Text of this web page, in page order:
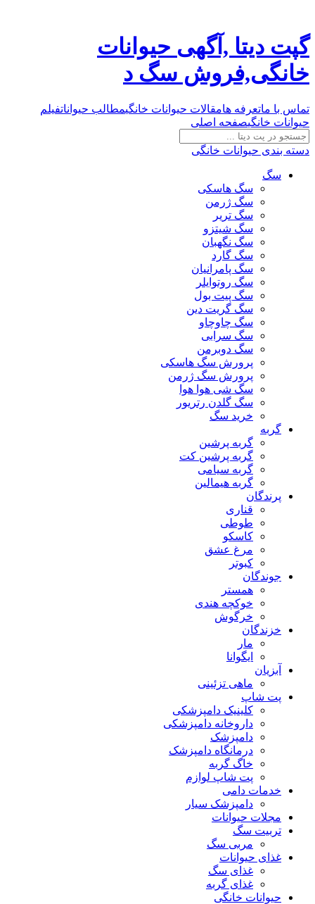
گپت دیتا ,آگهی حیوانات
خانگی,فروش سگ د
تماس با ماتعرفه هامقالات حیوانات خانگیمطالب حیواناتفیلم
حیوانات خانگیصفحه اصلی
دسته بندی حیوانات خانگی
سگ
سگ هاسکی
سگ ژرمن
سگ تریر
سگ شیتزو
سگ نگهبان
سگ گارد
سگ پامرانیان
سگ روتوایلر
سگ پیت بول
سگ گریت دین
سگ چاوچاو
سگ سرابی
سگ دوبرمن
پرورش سگ هاسکی
پرورش سگ ژرمن
سگ شی هوا هوا
سگ گلدن رتریور
خرید سگ
گربه
گربه پرشین
گربه پرشین کت
گربه سیامی
گربه هیمالین
پرندگان
قناری
طوطی
کاسکو
مرغ عشق
کبوتر
جوندگان
همستر
خوکچه هندی
خرگوش
خزندگان
مار
ایگوانا
آبزیان
ماهی تزئینی
پت شاپ
کلینیک دامپزشکی
داروخانه دامپزشکی
دامپزشک
درمانگاه دامپزشک
خاگ گربه
پت شاپ لوازم
خدمات دامی
دامپزشک سیار
مجلات حیوانات
تربیت سگ
مربی سگ
غذای حیوانات
غذای سگ
غذای گربه
حیوانات خانگی